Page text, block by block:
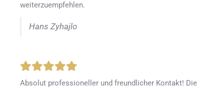
weiterzuempfehlen.
Hans Zyhajlo
Absolut professioneller und freundlicher Kontakt! Die